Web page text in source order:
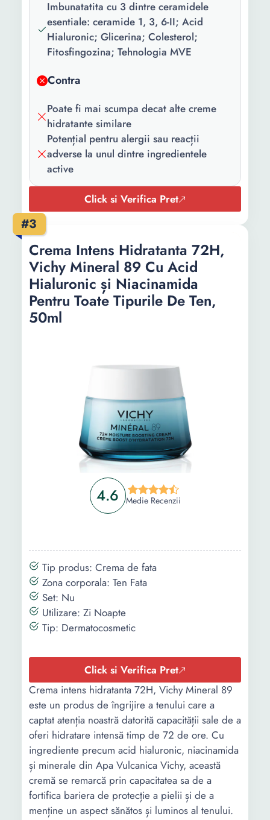
Cantitate:
340 ml
Greutate:
340 g
Imbunatatita cu 3 dintre ceramidele
esentiale: ceramide 1, 3, 6-II; Acid
Hialuronic; Glicerina; Colesterol;
Fitosfingozina; Tehnologia MVE
Contra
Poate fi mai scumpa decat alte creme
hidratante similare
Potențial pentru alergii sau reacții
adverse la unul dintre ingredientele
active
Click si Verifica Pret
#3
4.6 Medie Recenzii
Crema Intens Hidratanta 72H,
Vichy Mineral 89 Cu Acid
Hialuronic și Niacinamida
Pentru Toate Tipurile De Ten,
50ml
Tip produs: Crema de fata
Zona corporala: Ten Fata
Set: Nu
Utilizare: Zi Noapte
Tip: Dermatocosmetic
Click si Verifica Pret
Crema intens hidratanta 72H, Vichy Mineral 89
este un produs de îngrijire a tenului care a
captat atenția noastră datorită capacității sale de a
oferi hidratare intensă timp de 72 de ore. Cu
ingrediente precum acid hialuronic, niacinamida
și minerale din Apa Vulcanica Vichy, această
cremă se remarcă prin capacitatea sa de a
fortifica bariera de protecție a pielii și de a
menține un aspect sănătos și luminos al tenului.